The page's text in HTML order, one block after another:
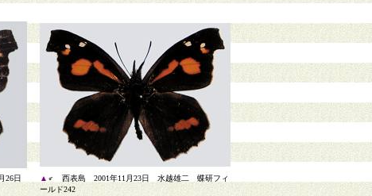
26日
▲ ♂ 西表島 2001年11月23日 水越雄二 蝶研フィ
ールド242